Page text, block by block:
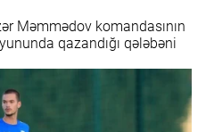
Məmmədov komandasının
qazandığı qələbəni